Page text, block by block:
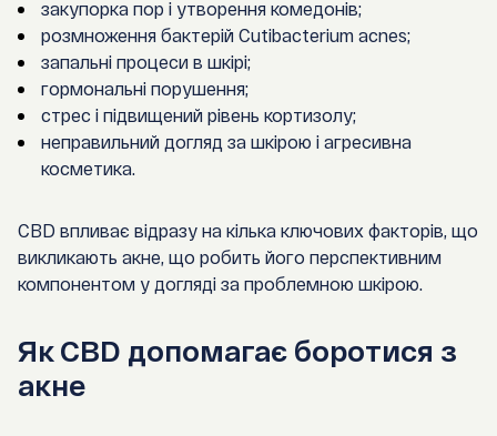
закупорка пор і утворення комедонів;
розмноження бактерій Cutibacterium acnes;
запальні процеси в шкірі;
гормональні порушення;
стрес і підвищений рівень кортизолу;
неправильний догляд за шкірою і агресивна
косметика.
CBD впливає відразу на кілька ключових факторів, що
викликають акне, що робить його перспективним
компонентом у догляді за проблемною шкірою.
Як CBD допомагає боротися з
акне